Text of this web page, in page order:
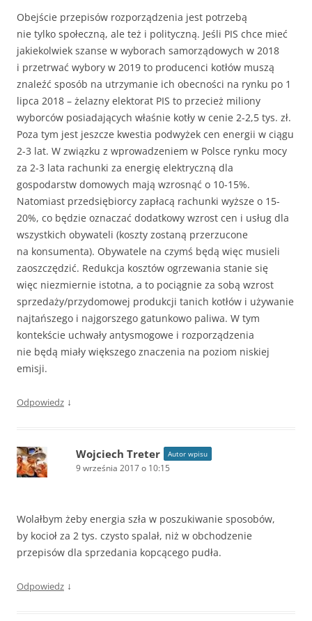
Obejście przepisów rozporządzenia jest potrzebą
nie tylko społeczną, ale też i polityczną. Jeśli PIS chce mieć
jakiekolwiek szanse w wyborach samorządowych w 2018
i przetrwać wybory w 2019 to producenci kotłów muszą
znaleźć sposób na utrzymanie ich obecności na rynku po 1
lipca 2018 – żelazny elektorat PIS to przecież miliony
wyborców posiadających właśnie kotły w cenie 2-2,5 tys. zł.
Poza tym jest jeszcze kwestia podwyżek cen energii w ciągu
2-3 lat. W związku z wprowadzeniem w Polsce rynku mocy
za 2-3 lata rachunki za energię elektryczną dla
gospodarstw domowych mają wzrosnąć o 10-15%.
Natomiast przedsiębiorcy zapłacą rachunki wyższe o 15-
20%, co będzie oznaczać dodatkowy wzrost cen i usług dla
wszystkich obywateli (koszty zostaną przerzucone
na konsumenta). Obywatele na czymś będą więc musieli
zaoszczędzić. Redukcja kosztów ogrzewania stanie się
więc niezmiernie istotna, a to pociągnie za sobą wzrost
sprzedaży/przydomowej produkcji tanich kotłów i używanie
najtańszego i najgorszego gatunkowo paliwa. W tym
kontekście uchwały antysmogowe i rozporządzenia
nie będą miały większego znaczenia na poziom niskiej
emisji.
Odpowiedz ↓
Wojciech Treter Autor wpisu
9 września 2017 o 10:15
Wolałbym żeby energia szła w poszukiwanie sposobów,
by kocioł za 2 tys. czysto spalał, niż w obchodzenie
przepisów dla sprzedania kopcącego pudła.
Odpowiedz ↓